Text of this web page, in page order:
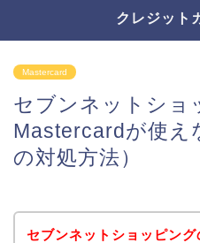
クレジット
Mastercard
セブンネットショ
Mastercardが使え
の対処方法）
セブンネットショッピン